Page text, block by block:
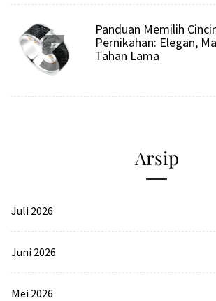
5
Panduan Memilih
Pernikahan: Elegan,
Tahan Lama
Arsip
Juli 2026
Juni 2026
Mei 2026